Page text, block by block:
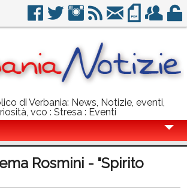
di Verbania: News, Notizie, eventi,
vco : Stresa : Eventi
Rosmini - "Spirito